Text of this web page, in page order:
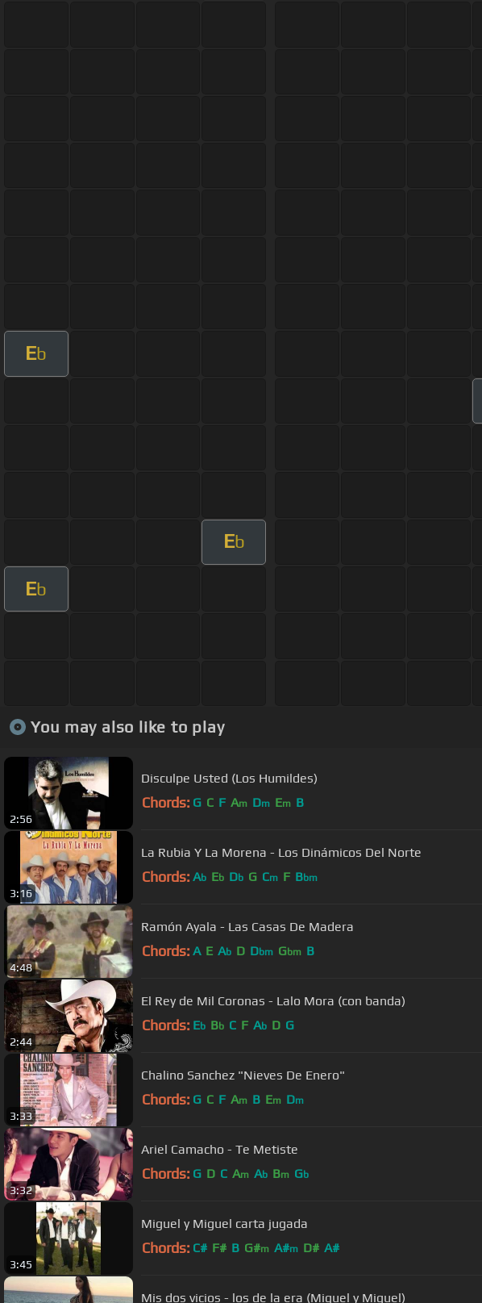
Eb
Eb
Eb
You may also like to play
2:56
Disculpe Usted (Los Humildes)
Chords: G C F Am Dm Em B
3:16
La Rubia Y La Morena - Los Dinámicos Del Norte
Chords: Ab Eb Db G Cm F Bbm
4:48
Ramón Ayala - Las Casas De Madera
Chords: A E Ab D Dbm Gbm B
2:44
El Rey de Mil Coronas - Lalo Mora (con banda)
Chords: Eb Bb C F Ab D G
3:33
Chalino Sanchez "Nieves De Enero"
Chords: G C F Am B Em Dm
3:32
Ariel Camacho - Te Metiste
Chords: G D C Am Ab Bm Gb
3:45
Miguel y Miguel carta jugada
Chords: C# F# B G#m A#m D# A#
Mis dos vicios - los de la era (Miguel y Miguel)